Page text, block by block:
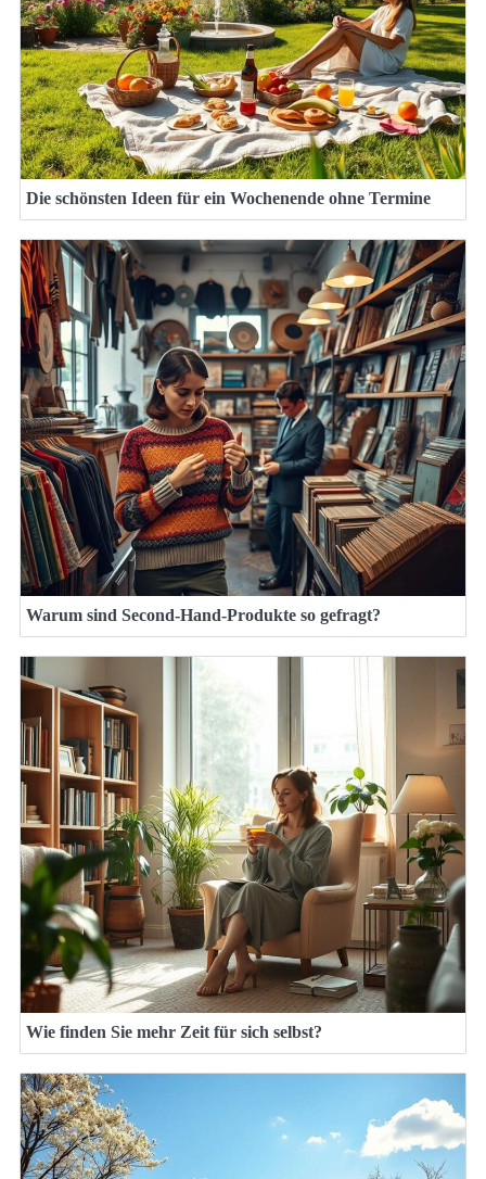
Die schönsten Ideen für ein Wochenende ohne Termine
Warum sind Second-Hand-Produkte so gefragt?
Wie finden Sie mehr Zeit für sich selbst?